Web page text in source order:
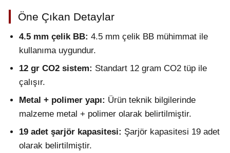
Öne Çıkan Detaylar
4.5 mm çelik BB: 4.5 mm çelik BB mühimmat ile
kullanıma uygundur.
12 gr CO2 sistem: Standart 12 gram CO2 tüp ile
çalışır.
Metal + polimer yapı: Ürün teknik bilgilerinde
malzeme metal + polimer olarak belirtilmiştir.
19 adet şarjör kapasitesi: Şarjör kapasitesi 19 adet
olarak belirtilmiştir.